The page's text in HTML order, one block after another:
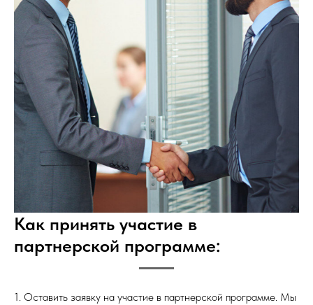
Как принять участие в
партнерской программе:
1. Оставить заявку на участие в партнерской программе. Мы